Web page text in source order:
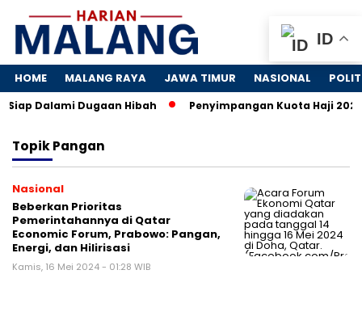
HOME MALANG RAYA JAWA TIMUR NASIONAL
Dalami Dugaan Hibah Penyimpangan Kuota Haji
TopikPangan
Nasional
Beberkan Prioritas
Pemerintahannya di Qatar
Economic Forum, Prabowo: Pangan,
Energi, dan Hilirisasi
Kamis, 16 Mei 2024 - 01:28 WIB
ID